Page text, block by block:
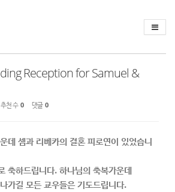
Reception for Samuel &
추천 수 0 댓글 0
데 셈과 리베카의 결혼 피로연이 있었습니
축하드립니다. 하나님의 축복가운데
가길 모든 교우들은 기도드립니다.
북5
북5